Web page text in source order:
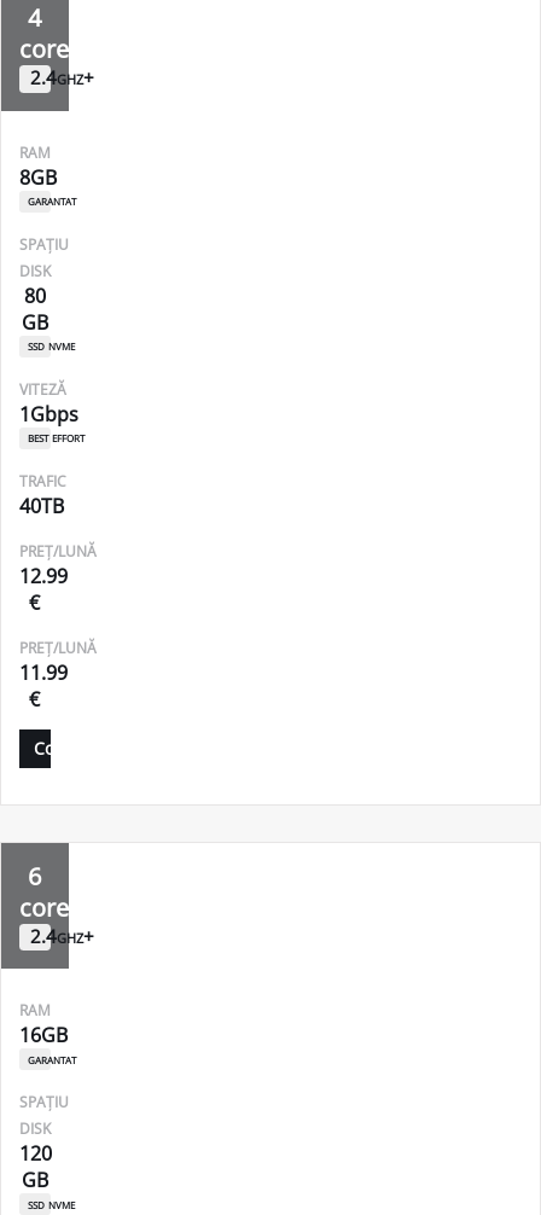
4
core
2.4ghz+
RAM
8GB
garantat
SPAȚIU
DISK
80
GB
ssd nvme
VITEZĂ
1Gbps
best effort
TRAFIC
40TB
PREȚ/LUNĂ
12.99
€
PREȚ/LUNĂ
11.99
€
Comandă
6
core
2.4ghz+
RAM
16GB
garantat
SPAȚIU
DISK
120
GB
ssd nvme